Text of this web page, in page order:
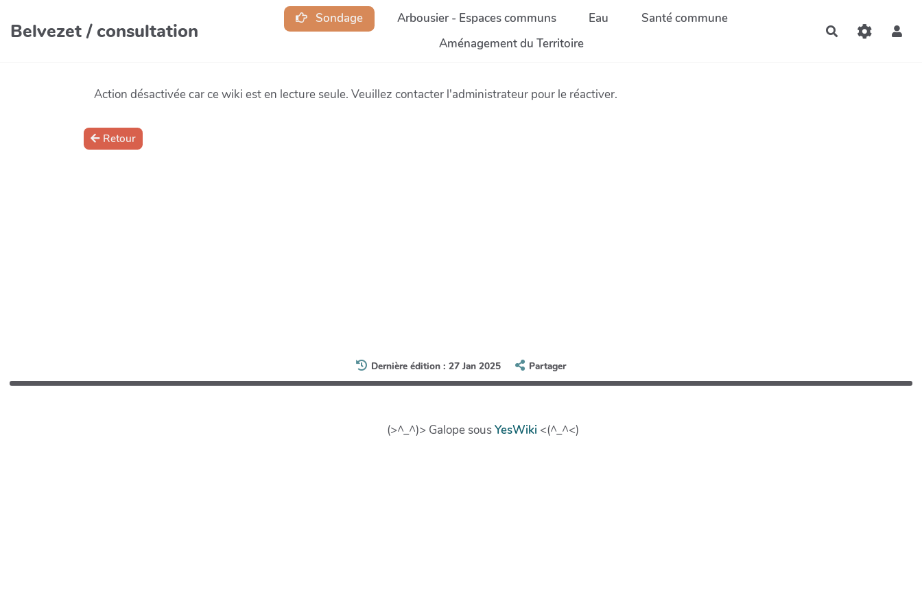
Belvezet / consultation
Sondage Arbousier - Espaces communs Eau
Santé commune
Aménagement du Territoire
Rechercher
Action désactivée car ce wiki est en lecture seule. Veuillez contacter l'administrateur pour le réactiver.
Retour
Dernière édition : 27 Jan 2025 Partager
(>^_^)> Galope sousYesWiki <(^_^<)